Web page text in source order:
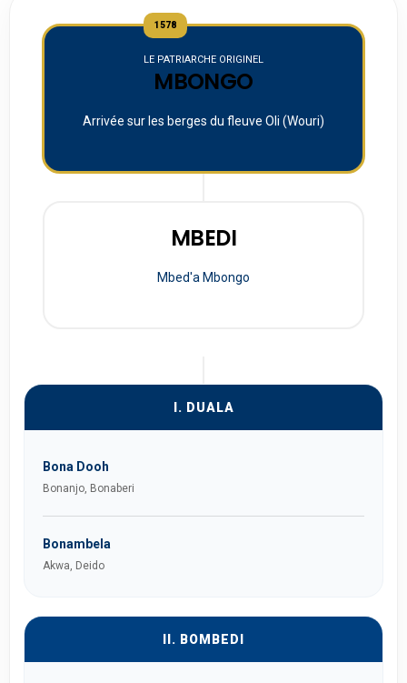
1578
LE PATRIARCHE ORIGINEL
MBONGO
Arrivée sur les berges du fleuve Oli (Wouri)
MBEDI
Mbed'a Mbongo
I. DUALA
Bona Dooh
Bonanjo, Bonaberi
Bonambela
Akwa, Deido
II. BOMBEDI